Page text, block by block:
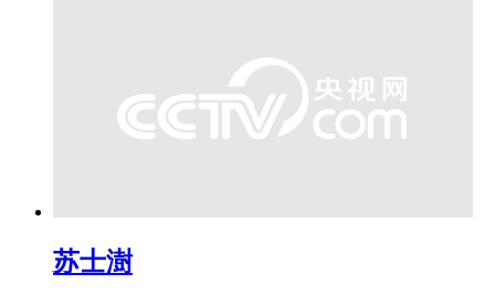
苏士澍